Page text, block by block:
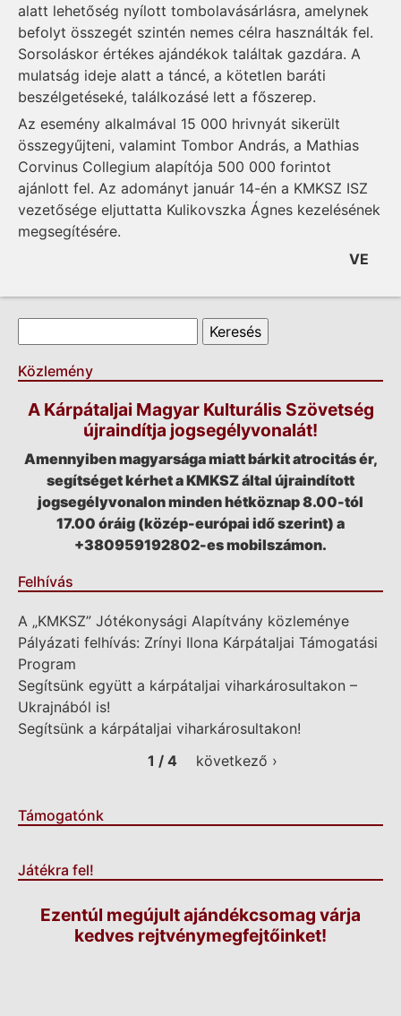
alatt lehetőség nyílott tombolavásárlásra, amelynek
befolyt összegét szintén nemes célra használták fel.
Sorsoláskor értékes ajándékok találtak gazdára. A
mulatság ideje alatt a táncé, a kötetlen baráti
beszélgetéseké, találkozásé lett a főszerep.
Az esemény alkalmával 15 000 hrivnyát sikerült
összegyűjteni, valamint Tombor András, a Mathias
Corvinus Collegium alapítója 500 000 forintot
ajánlott fel. Az adományt január 14-én a KMKSZ ISZ
vezetősége eljuttatta Kulikovszka Ágnes kezelésének
megsegítésére.
VE
Keresés űrlap
Közlemény
A Kárpátaljai Magyar Kulturális Szövetség
újraindítja jogsegélyvonalát!
Amennyiben magyarsága miatt bárkit atrocitás ér,
segítséget kérhet a KMKSZ által újraindított
jogsegélyvonalon minden hétköznap 8.00-tól
17.00 óráig (közép-európai idő szerint) a
+380959192802-es mobilszámon.
Felhívás
A „KMKSZ” Jótékonysági Alapítvány közleménye
Pályázati felhívás: Zrínyi Ilona Kárpátaljai Támogatási
Program
Segítsünk együtt a kárpátaljai viharkárosultakon –
Ukrajnából is!
Segítsünk a kárpátaljai viharkárosultakon!
1 / 4
következő ›
Támogatónk
Játékra fel!
Ezentúl megújult ajándékcsomag várja
kedves rejtvénymegfejtőinket!